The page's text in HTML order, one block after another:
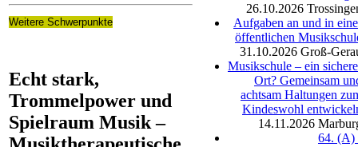
Weitere Schwerpunkte
Echt stark,
Trommelpower und
Spielraum Musik –
26.10.2026
Aufgaben an und in
öffentlichen
31.10.2026 Groß-
Musikschule – ein
Ort? Gemeinsam
achtsam Haltungen
Kindeswohl
14.11.2026
64. (A)